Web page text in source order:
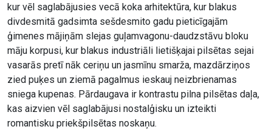
kur vēl saglabājusies vecā koka arhitektūra, kur blakus
divdesmitā gadsimta sešdesmito gadu pieticīgajām
ģimenes mājiņām slejas guļamvagonu-daudzstāvu bloku
māju korpusi, kur blakus industriāli lietišķajai pilsētas sejai
vasarās pretī nāk ceriņu un jasmīnu smarža, mazdārziņos
zied puķes un ziemā pagalmus ieskauj neizbrienamas
sniega kupenas. Pārdaugava ir kontrastu pilna pilsētas daļa,
kas aizvien vēl saglabājusi nostalģisku un izteikti
romantisku priekšpilsētas noskaņu.